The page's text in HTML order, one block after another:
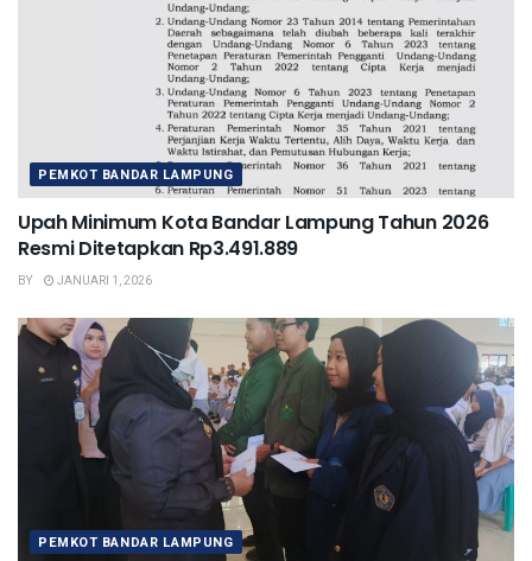
PEMKOT BANDAR LAMPUNG
Upah Minimum Kota Bandar Lampung Tahun 2026
Resmi Ditetapkan Rp3.491.889
BY JANUARI 1, 2026
PEMKOT BANDAR LAMPUNG